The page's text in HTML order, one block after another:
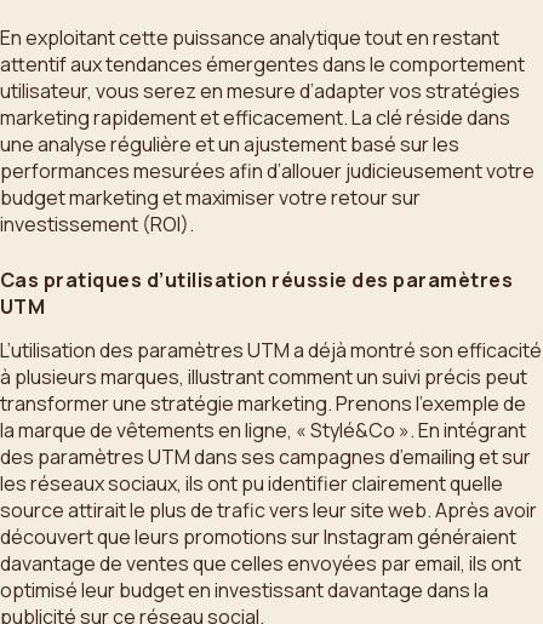
En exploitant cette puissance analytique tout en restant
attentif aux tendances émergentes dans le comportement
utilisateur, vous serez en mesure d’adapter vos stratégies
marketing rapidement et efficacement. La clé réside dans
une analyse régulière et un ajustement basé sur les
performances mesurées afin d’allouer judicieusement votre
budget marketing et maximiser votre retour sur
investissement (ROI).
Cas pratiques d’utilisation réussie des paramètres
UTM
L’utilisation des paramètres UTM a déjà montré son efficacité
à plusieurs marques, illustrant comment un suivi précis peut
transformer une stratégie marketing. Prenons l’exemple de
la marque de vêtements en ligne, « Stylé&Co ». En intégrant
des paramètres UTM dans ses campagnes d’emailing et sur
les réseaux sociaux, ils ont pu identifier clairement quelle
source attirait le plus de trafic vers leur site web. Après avoir
découvert que leurs promotions sur Instagram généraient
davantage de ventes que celles envoyées par email, ils ont
optimisé leur budget en investissant davantage dans la
publicité sur ce réseau social.